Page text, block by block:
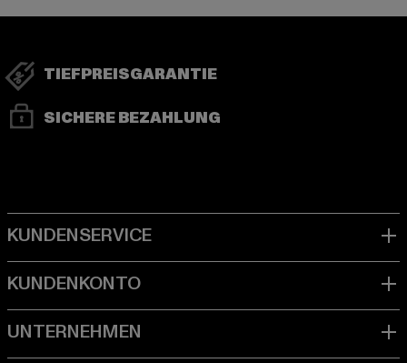
TIEFPREISGARANTIE
SICHERE BEZAHLUNG